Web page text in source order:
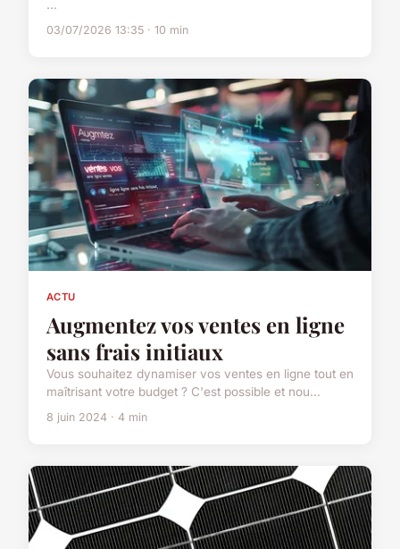
...
03/07/2026 13:35 · 10 min
ACTU
Augmentez vos ventes en ligne
sans frais initiaux
Vous souhaitez dynamiser vos ventes en ligne tout en
maîtrisant votre budget ? C'est possible et nou...
8 juin 2024 · 4 min